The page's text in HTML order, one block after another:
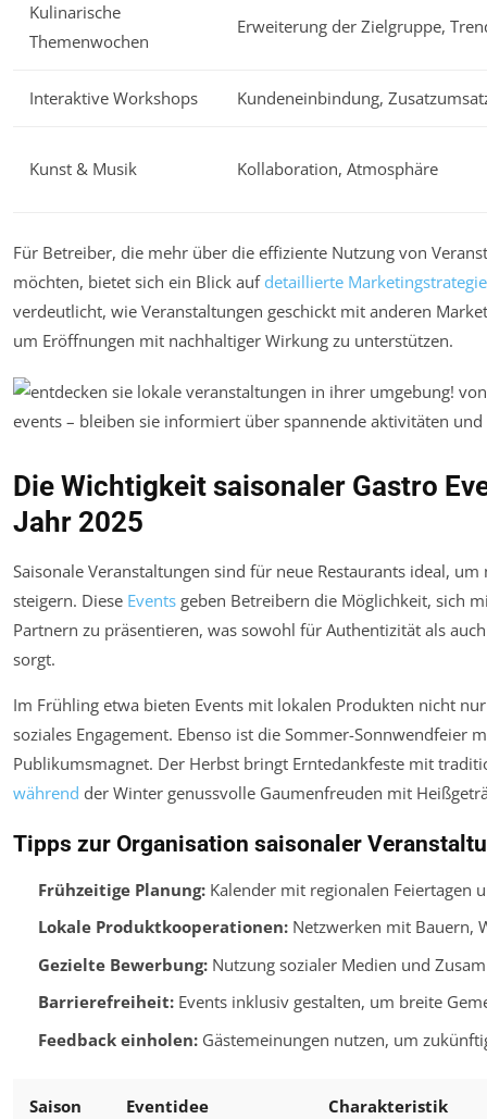
Kulinarische
Themenwochen
Erweiterung der Zielgruppe,
Interaktive Workshops Kundeneinbindung,
Kunst & Musik Kollaboration, Atmosphäre
Für Betreiber, die mehr über die effiziente Nutzung von
möchten, bietet sich ein Blick auf detaillierte
verdeutlicht, wie Veranstaltungen geschickt mit anderen
um Eröffnungen mit nachhaltiger Wirkung zu unterstützen.
Die Wichtigkeit saisonaler Gastro
Jahr 2025
Saisonale Veranstaltungen sind für neue Restaurants ideal,
steigern. Diese Events geben Betreibern die Möglichkeit, sich
Partnern zu präsentieren, was sowohl für Authentizität als
sorgt.
Im Frühling etwa bieten Events mit lokalen Produkten nicht
soziales Engagement. Ebenso ist die Sommer-Sonnwendfeier
Publikumsmagnet. Der Herbst bringt Erntedankfeste mit
während der Winter genussvolle Gaumenfreuden mit
Tipps zur Organisation saisonaler
Frühzeitige Planung:Kalender mit regionalen Feiertagen
Lokale Produktkooperationen:Netzwerken mit Bauern,
Gezielte Bewerbung:Nutzung sozialer Medien und
Barrierefreiheit:Events inklusiv gestalten, um breite
Feedback einholen:Gästemeinungen nutzen, um
Saison Eventidee Charakteristik